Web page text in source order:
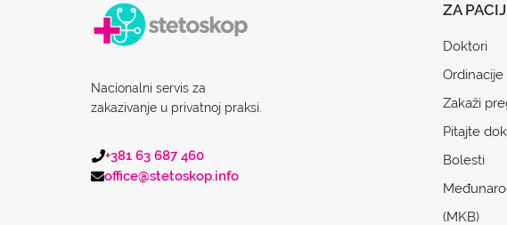
Nacionalni servis za
zakazivanje u privatnoj praksi.
+381 63 687 460
office@stetoskop.info
ZA
Doktori
Ordinacije
Zakaži
Pitajte
Bolesti
(MKB)